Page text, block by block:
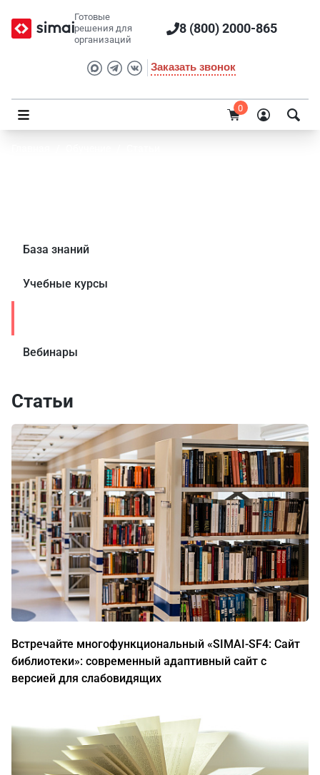
Готовые
решения для
организаций
8 (800) 2000-865
Заказать звонок
0
База знаний
Учебные курсы
Вебинары
Статьи
Встречайте многофункциональный «SIMAI-SF4: Сайт
библиотеки»: современный адаптивный сайт с
версией для слабовидящих